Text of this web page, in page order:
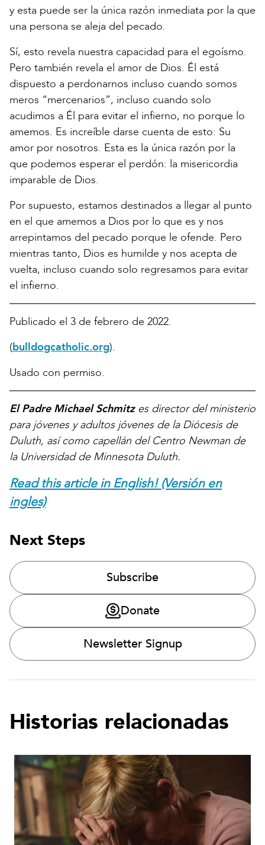
y esta puede ser la única razón inmediata por la que
una persona se aleja del pecado.
Sí, esto revela nuestra capacidad para el egoísmo.
Pero también revela el amor de Dios. Él está
dispuesto a perdonarnos incluso cuando somos
meros “mercenarios”, incluso cuando solo
acudimos a Él para evitar el infierno, no porque lo
amemos. Es increíble darse cuenta de esto: Su
amor por nosotros. Esta es la única razón por la
que podemos esperar el perdón: la misericordia
imparable de Dios.
Por supuesto, estamos destinados a llegar al punto
en el que amemos a Dios por lo que es y nos
arrepintamos del pecado porque le ofende. Pero
mientras tanto, Dios es humilde y nos acepta de
vuelta, incluso cuando solo regresamos para evitar
el infierno.
Publicado el 3 de febrero de 2022.
(bulldogcatholic.org).
Usado con permiso.
El Padre Michael Schmitzes director del ministerio
para jóvenes y adultos jóvenes de la Diócesis de
Duluth, así como capellán del Centro Newman de
la Universidad de Minnesota Duluth.
Read this article in English! (Versión en
ingles)
Next Steps
Subscribe
Donate
Newsletter Signup
Historias relacionadas